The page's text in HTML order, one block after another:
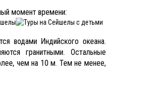
момент времени:
водами Индийского океана.
гранитными. Остальные
чем на 10 м. Тем не менее,